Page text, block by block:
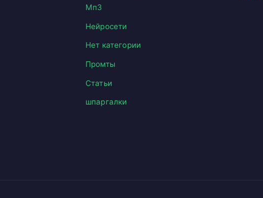
Мп3
Нейросети
Нет категории
Промты
Статьи
шпаргалки